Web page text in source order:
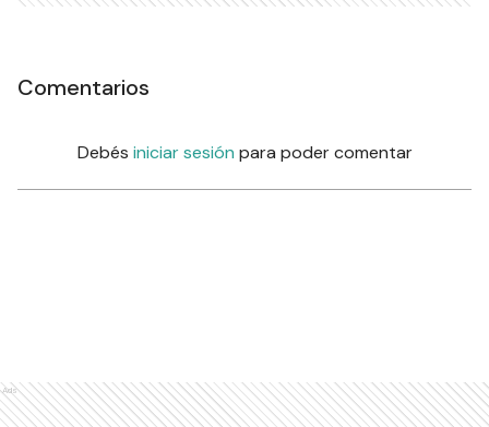
Comentarios
Debés iniciar sesión para poder comentar
Ads